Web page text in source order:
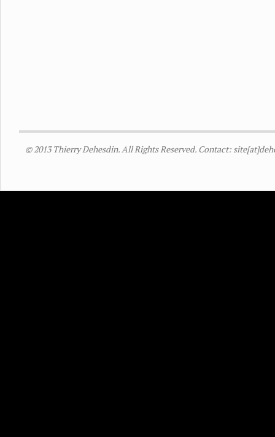
© 2013 Thierry Dehesdin. All Rights Reserved. Contact: